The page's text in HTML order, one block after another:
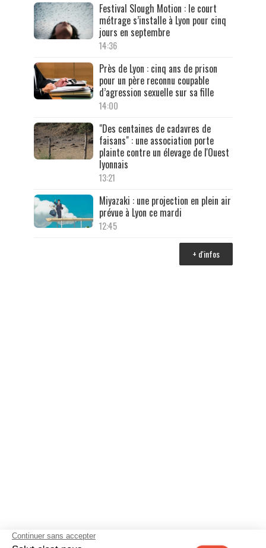
Festival Slough Motion : le court
métrage s’installe à Lyon pour cinq
jours en septembre
14:36
Près de Lyon : cinq ans de prison
pour un père reconnu coupable
d’agression sexuelle sur sa fille
14:00
"Des centaines de cadavres de
faisans" : une association porte
plainte contre un élevage de l'Ouest
lyonnais
13:21
Miyazaki : une projection en plein air
prévue à Lyon ce mardi
12:45
+ d'infos